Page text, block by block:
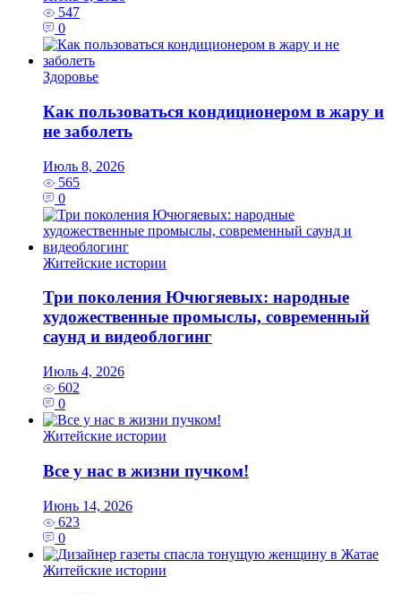
547
0
Здоровье
Как пользоваться кондиционером в жару и
не заболеть
Июль 8, 2026
565
0
Житейские истории
Три поколения Ючюгяевых: народные
художественные промыслы, современный
саунд и видеоблогинг
Июль 4, 2026
602
0
Житейские истории
Все у нас в жизни пучком!
Июнь 14, 2026
623
0
Житейские истории